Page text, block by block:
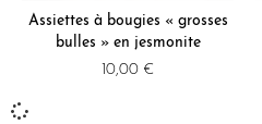
Assiettes à bougies « grosses
bulles » en jesmonite
10,00 €